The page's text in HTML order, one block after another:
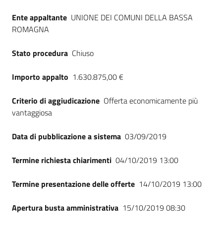
Ente appaltante UNIONE DEI COMUNI DELLA BASSA
ROMAGNA
Stato procedura Chiuso
Importo appalto 1.630.875,00 €
Criterio di aggiudicazione Offerta economicamente più
vantaggiosa
Data di pubblicazione a sistema 03/09/2019
Termine richiesta chiarimenti 04/10/2019 13:00
Termine presentazione delle offerte 14/10/2019 13:00
Apertura busta amministrativa 15/10/2019 08:30